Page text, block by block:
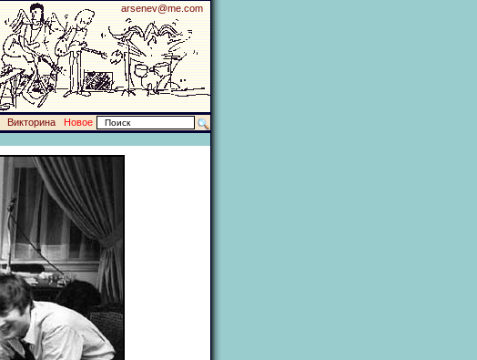
arsenev@me.com
Викторина
Новое